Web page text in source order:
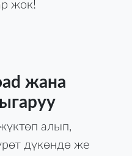
жок!
жана
алып,
дүкөндө же